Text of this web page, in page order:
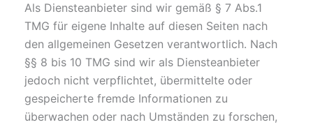
Als Diensteanbieter sind wir gemäß § 7 Abs.1
TMG für eigene Inhalte auf diesen Seiten nach
den allgemeinen Gesetzen verantwortlich. Nach
§§ 8 bis 10 TMG sind wir als Diensteanbieter
jedoch nicht verpflichtet, übermittelte oder
gespeicherte fremde Informationen zu
überwachen oder nach Umständen zu forschen,